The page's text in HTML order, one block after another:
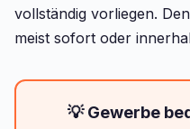
vollständig vorliegen.
meist sofort oder
💡 Gewerbe